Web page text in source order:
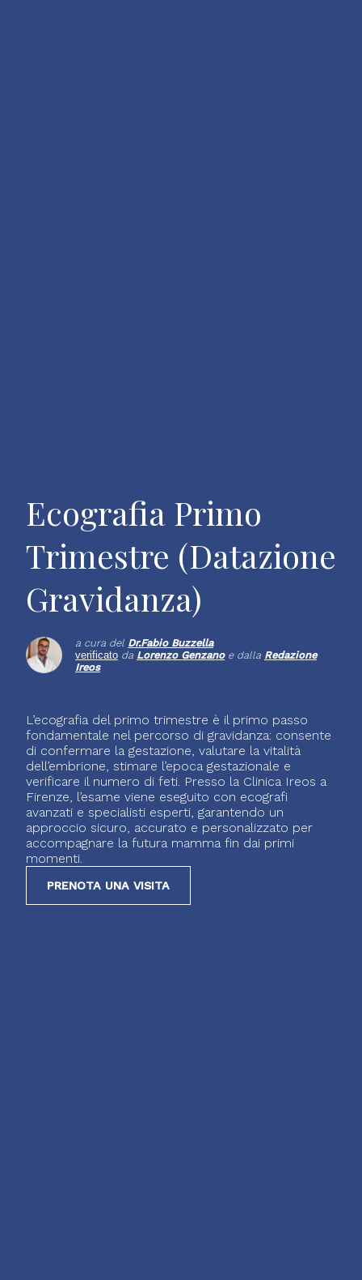
Ecografia Primo
Trimestre (Datazione
Gravidanza)
a cura del Dr.Fabio Buzzella
verificato da Lorenzo Genzanoe dalla Redazione
Ireos
L’ecografia del primo trimestre è il primo passo
fondamentale nel percorso di gravidanza: consente
di confermare la gestazione, valutare la vitalità
dell’embrione, stimare l’epoca gestazionale e
verificare il numero di feti. Presso la Clinica Ireos a
Firenze, l’esame viene eseguito con ecografi
avanzati e specialisti esperti, garantendo un
approccio sicuro, accurato e personalizzato per
accompagnare la futura mamma fin dai primi
momenti.
PRENOTA UNA VISITA